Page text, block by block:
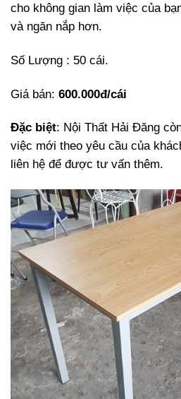
cho không gian làm việc của
và ngăn nắp hơn.
Số Lượng : 50 cái.
Giá bán: 600.000đ/cái
Đặc biệt: Nội Thất Hải Đăng
việc mới theo yêu cầu của
liên hệ để được tư vấn thêm.